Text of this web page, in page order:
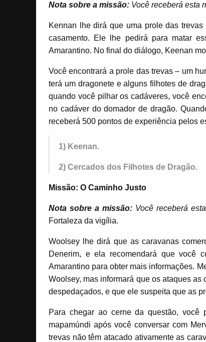
Nota sobre a missão: Você receberá esta
Kennan lhe dirá que uma prole das
casamento. Ele lhe pedirá para matar
Amarantino. No final do diálogo, Keenan
Você encontrará a prole das trevas – um
terá um dragonete e alguns filhotes de
quando você pilhar os cadáveres, você
no cadáver do domador de dragão.
receberá 500 pontos de experiência pelos
1) Keenan.
2) Cercados dos Filhotes de Dragão.
Missão: O Caminho Justo
Nota sobre a missão: Você receberá
Fortaleza da vigília.
Woolsey lhe dirá que as caravanas
Denerim, e ela recomendará que você
Amarantino para obter mais informações.
Woolsey, mas informará que os ataques
despedaçados, e que ele suspeita que as
Para chegar ao cerne da questão, você
mapamúndi após você conversar com
trevas não têm atacado ativamente as